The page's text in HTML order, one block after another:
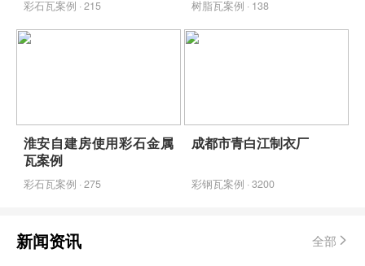
彩石瓦案例 · 215
新
树脂瓦案例 · 138
淮安自建房使用彩石金属
瓦案例
彩石瓦案例 · 275
成都市青白江制衣厂
彩钢瓦案例 · 3200
新闻资讯 全部